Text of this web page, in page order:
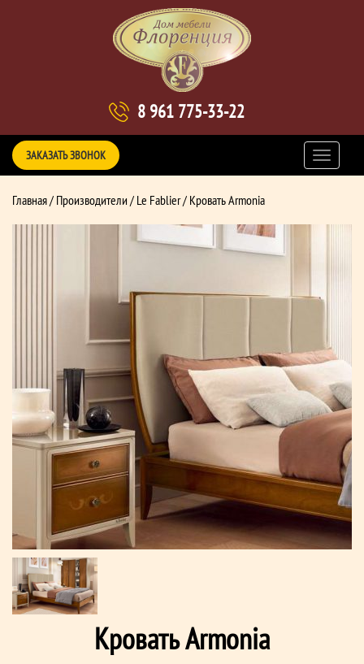
8 961 775-33-22
ЗАКАЗАТЬ ЗВОНОК
Главная/ Производители / Le Fablier/ Кровать Armonia
Кровать Armonia